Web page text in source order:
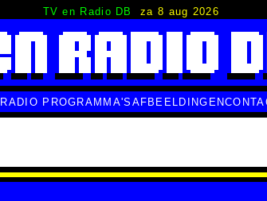
TV en Radio DB za 8 aug 2026
RADIO PROGRAMMA'S AFBEELDINGEN